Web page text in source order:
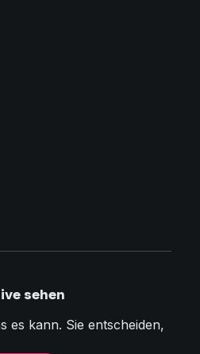
sehen
es kann. Sie entscheiden,